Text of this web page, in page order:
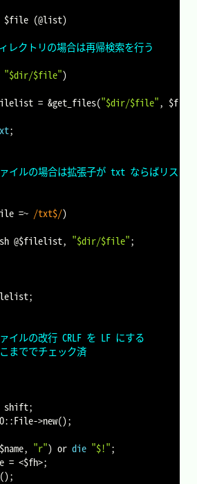
$file (@list)
ィレクトリの場合は再帰検索を行う
"$dir/$file")
= &get_files("$dir/$file", $f
;
=~ /txt$/)
@$filelist, "$dir/$file";
;
ァイルの改行 CRLF を LF にする
こまででチェック済
;
::File->new();
$name, "r") or die "$!";
= <$fh>;
);